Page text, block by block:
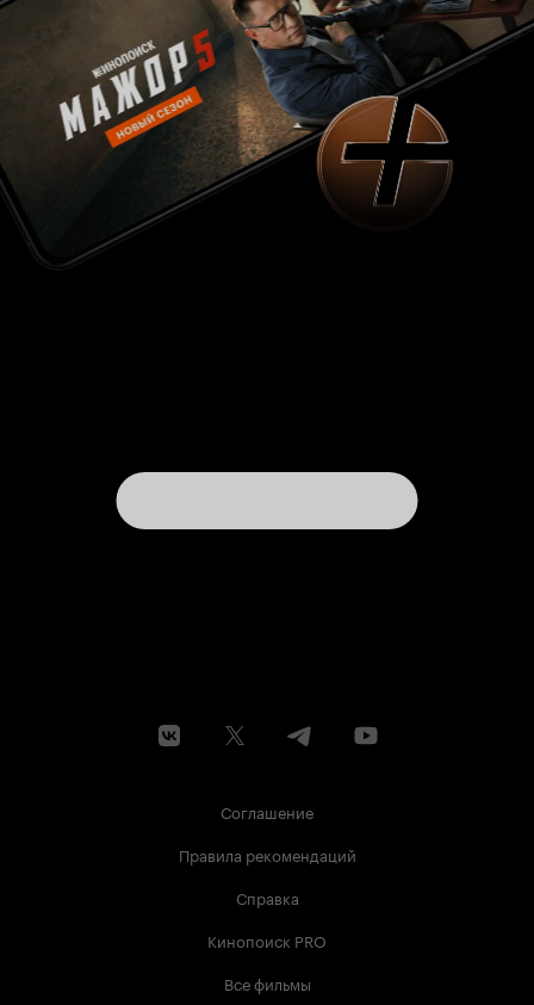
Соглашение
Правила рекомендаций
Справка
Кинопоиск PRO
Все фильмы